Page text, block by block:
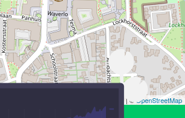
| © OpenStreetMap